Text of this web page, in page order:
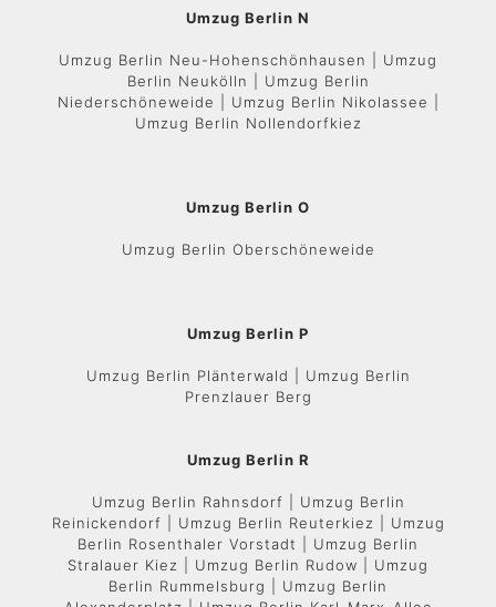
Umzug Berlin N
Umzug Berlin Neu-Hohenschönhausen | Umzug
Berlin Neukölln | Umzug Berlin
Niederschöneweide | Umzug Berlin Nikolassee |
Umzug Berlin Nollendorfkiez
Umzug Berlin O
Umzug Berlin Oberschöneweide
Umzug Berlin P
Umzug Berlin Plänterwald | Umzug Berlin
Prenzlauer Berg
Umzug Berlin R
Umzug Berlin Rahnsdorf | Umzug Berlin
Reinickendorf | Umzug Berlin Reuterkiez | Umzug
Berlin Rosenthaler Vorstadt | Umzug Berlin
Stralauer Kiez | Umzug Berlin Rudow | Umzug
Berlin Rummelsburg | Umzug Berlin